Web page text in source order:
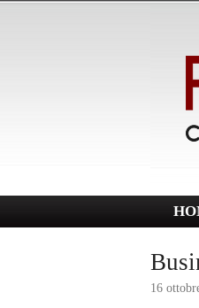
16